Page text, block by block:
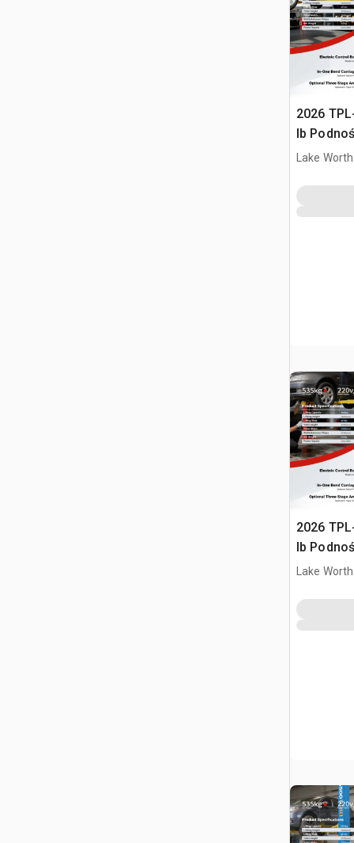
2026
lb
(Unused)
Lake
2026
lb
(Unused)
Lake